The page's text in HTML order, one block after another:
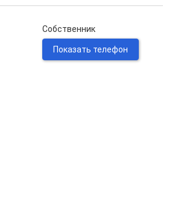
Собственник
Показать телефон